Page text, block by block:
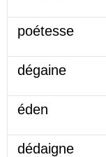
poétesse
dégaine
éden
dédaigne